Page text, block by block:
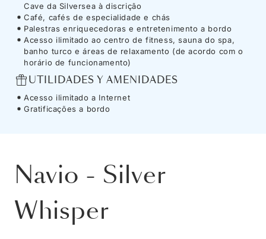
Cave da Silversea à discrição
Café, cafés de especialidade e chás
Palestras enriquecedoras e entretenimento a bordo
Acesso ilimitado ao centro de fitness, sauna do spa,
banho turco e áreas de relaxamento (de acordo com o
horário de funcionamento)
UTILIDADES Y AMENIDADES
Acesso ilimitado a Internet
Gratificações a bordo
Navio - Silver
Whisper